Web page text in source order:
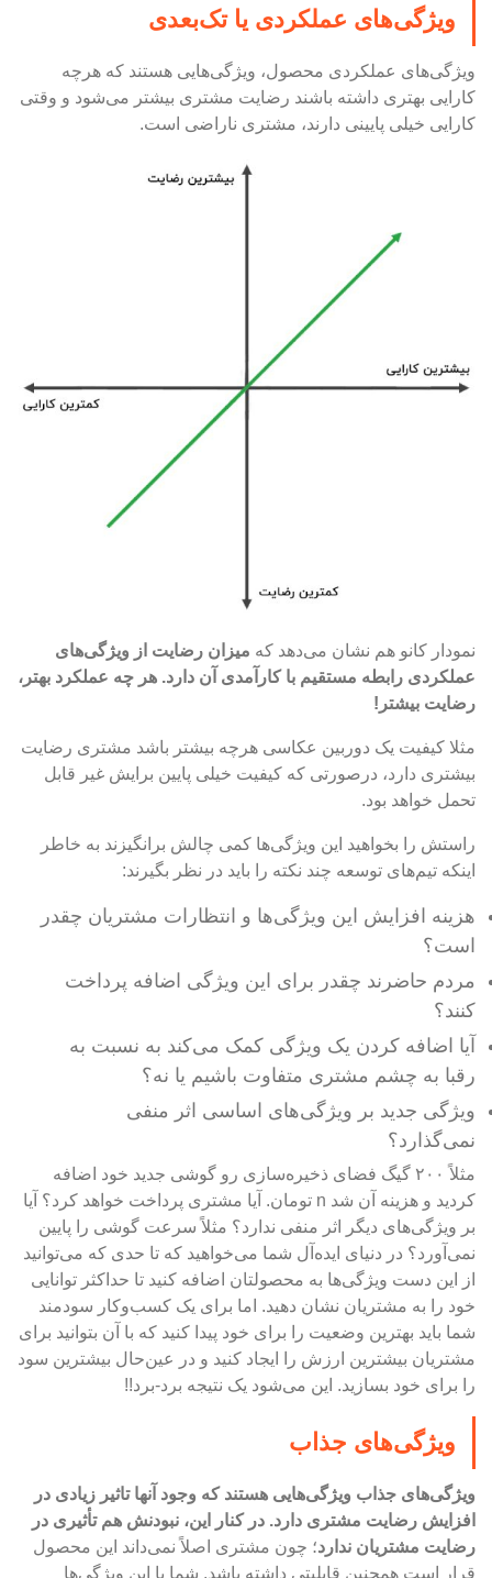
ویژگی‌های عملکردی یا تک‌بعدی
ویژگی‌های عملکردی محصول، ویژگی‌هایی هستند که هرچه
کارایی بهتری داشته باشند رضایت مشتری بیشتر می‌شود و وقتی
کارایی خیلی پایینی دارند، مشتری ناراضی است.
نمودار کانو هم نشان می‌دهد که میزان رضایت از ویژگی‌های
عملکردی رابطه مستقیم با کارآمدی آن دارد. هر چه عملکرد بهتر،
رضایت بیشتر!
مثلا کیفیت یک دوربین عکاسی هرچه بیشتر باشد مشتری رضایت
بیشتری دارد، درصورتی که کیفیت خیلی پایین برایش غیر قابل
تحمل خواهد بود.
راستش را بخواهید این ویژگی‌ها کمی چالش برانگیزند به خاطر
اینکه تیم‌های توسعه چند نکته را باید در نظر بگیرند:
هزینه افزایش این ویژگی‌ها و انتظارات مشتریان چقدر
است؟
مردم حاضرند چقدر برای این ویژگی اضافه پرداخت
کنند؟
آیا اضافه کردن یک ویژگی کمک می‌کند به نسبت به
رقبا به چشم مشتری متفاوت باشیم یا نه؟
ویژگی جدید بر ویژگی‌های اساسی اثر منفی
نمی‌گذارد؟
مثلاً ۲۰۰ گیگ فضای ذخیره‌سازی رو گوشی جدید خود اضافه
کردید و هزینه آن شد n تومان. آیا مشتری پرداخت خواهد کرد؟ آیا
بر ویژگی‌های دیگر اثر منفی ندارد؟ مثلاً سرعت گوشی را پایین
نمی‌آورد؟ در دنیای ایده‌آل شما می‌خواهید که تا حدی که می‌توانید
از این دست ویژگی‌ها به محصولتان اضافه کنید تا حداکثر توانایی
خود را به مشتریان نشان دهید. اما برای یک کسب‌و‌کار سودمند
شما باید بهترین وضعیت را برای خود پیدا کنید که با آن بتوانید برای
مشتریان بیشترین ارزش را ایجاد کنید و در عین‌حال بیشترین سود
را برای خود بسازید. این می‌شود یک نتیجه برد-برد!!
ویژگی‌های جذاب
ویژگی‌های جذاب ویژگی‌هایی هستند که وجود آنها تاثیر زیادی در
افزایش رضایت مشتری دارد. در کنار این، نبودنش هم تأثیری در
رضایت مشتریان ندارد؛ چون مشتری اصلاً نمی‌داند این محصول
قرار است همچنین قابلیتی داشته باشد. شما با این ویژگی‌ها